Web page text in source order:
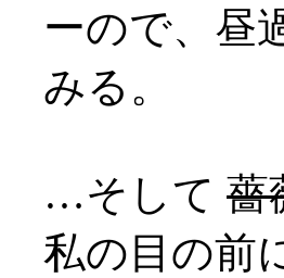
ーので、昼
みる。
…そして 薔
私の目の前